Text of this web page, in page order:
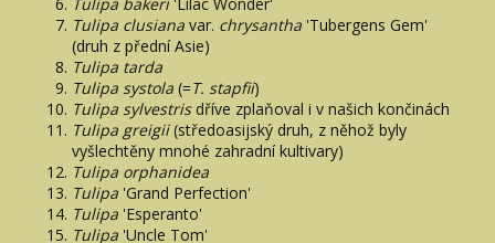
Tulipa clusiana var. chrysantha 'Tubergens Gem'
(druh z přední Asie)
Tulipa tarda
Tulipa systola (=T. stapfii)
Tulipa sylvestrisdříve zplaňoval i v našich končinách
Tulipa greigii(středoasijský druh, z něhož byly
vyšlechtěny mnohé zahradní kultivary)
Tulipa orphanidea
Tulipa 'Grand Perfection'
Tulipa 'Esperanto'
Tulipa 'Uncle Tom'